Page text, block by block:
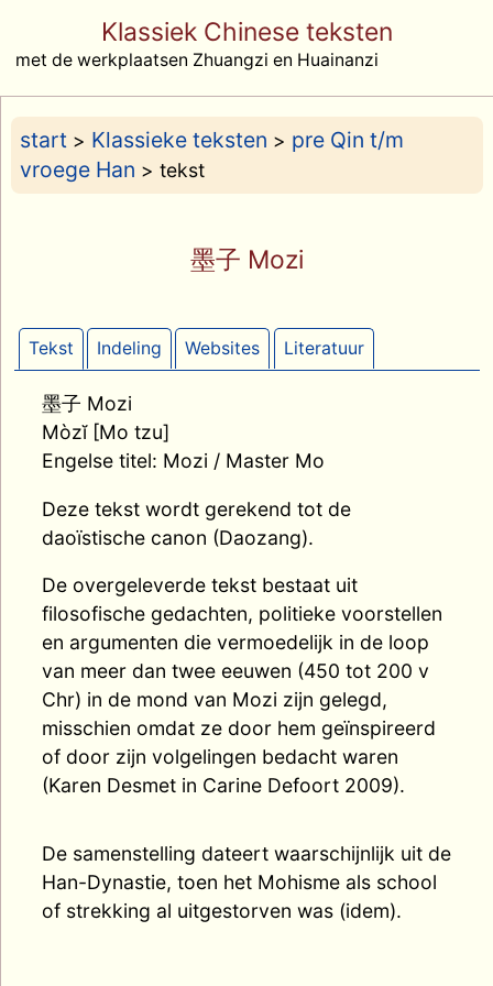
Klassiek Chinese teksten
met de werkplaatsen Zhuangzi en Huainanzi
start > Klassieke teksten > pre Qin t/m
vroege Han > tekst
墨子 Mozi
Tekst Indeling Websites Literatuur
墨子 Mozi
Mòzĭ [Mo tzu]
Engelse titel: Mozi / Master Mo
Deze tekst wordt gerekend tot de
daoïstische canon (Daozang).
De overgeleverde tekst bestaat uit
filosofische gedachten, politieke voorstellen
en argumenten die vermoedelijk in de loop
van meer dan twee eeuwen (450 tot 200 v
Chr) in de mond van Mozi zijn gelegd,
misschien omdat ze door hem geïnspireerd
of door zijn volgelingen bedacht waren
(Karen Desmet in Carine Defoort 2009).
De samenstelling dateert waarschijnlijk uit de
Han-Dynastie, toen het Mohisme als school
of strekking al uitgestorven was (idem).